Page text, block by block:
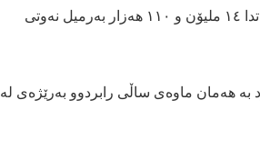
٢٠ ملیۆن و ٢٣٠ ھەزار بەرمیل، ئەمریکاش لە پلەی دوەمدایە و لە مانگی شوباتدا ١٤ ملیۆن و ١١٠ ھەزار بەرمیل نەوتی
بە ھەمان ماوەی ساڵی رابردوو بەرێژەی لە